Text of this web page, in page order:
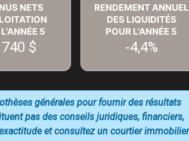
NETS
5
$
RENDEMENT ANNUEL
DES LIQUIDITÉS
POUR L'ANNÉE 5
-4,4%
générales pour fournir des résultats
pas des conseils juridiques, financiers,
et consultez un courtier immobilier